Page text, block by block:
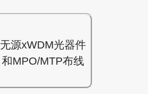
无源xWDM光器件
和MPO/MTP布线